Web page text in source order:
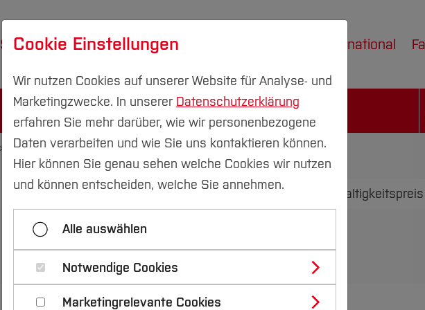
Studium Forschung & Transfer International
Der 6-Stufen-Plan
Nachhaltigkeit im Studium Der 6-Stufen-Plan
Fairtrade-University
Cookie Einstellungen
Wir nutzen Cookies auf unserer Website für Analyse- und
Marketingzwecke. In unserer Datenschutzerklärung
erfahren Sie mehr darüber, wie wir personenbezogene
Daten verarbeiten und wie Sie uns kontaktieren können.
Hier können Sie genau sehen welche Cookies wir nutzen
und können entscheiden, welche Sie annehmen.
Alle auswählen
Notwendige Cookies
Marketingrelevante Cookies